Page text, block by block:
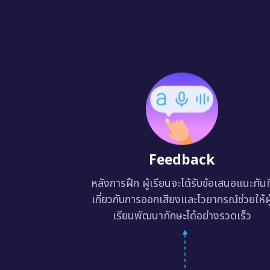
Feedback
หลังการฝึก ผู้เรียนจะได้รับข้อเสนอแนะทัน
เกี่ยวกับการออกเสียงและไวยากรณ์ช่วยให้
เรียนพัฒนาทักษะได้อย่างรวดเร็ว